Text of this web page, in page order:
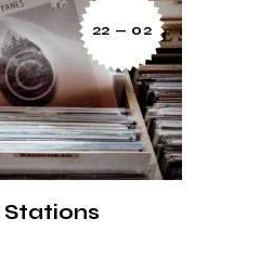
22 — 02
Stations